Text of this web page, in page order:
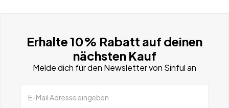
Erhalte 10% Rabatt auf deinen
nächsten Kauf
Melde dich für den Newsletter von Sinful an
E-Mail Adresse eingeben